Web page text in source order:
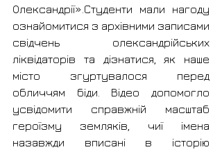
Олександрії».Студенти мали нагоду
ознайомитися з архівними записами
свідчень олександрійських
ліквідаторів та дізнатися, як наше
місто згуртувалося перед
обличчям біди. Відео допомогло
усвідомити справжній масштаб
героїзму земляків, чиї імена
назавжди вписані в історію